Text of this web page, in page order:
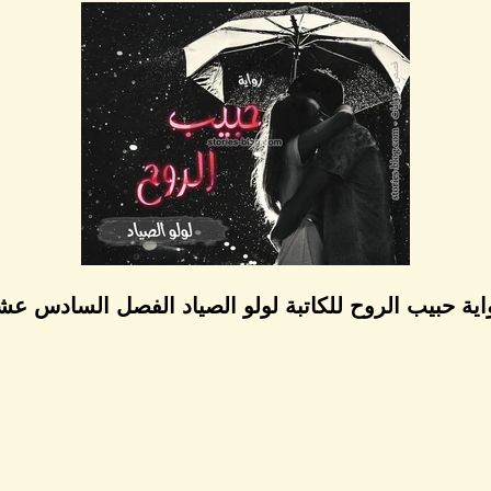
حبيب الروح للكاتبة لولو الصياد الفصل السادس